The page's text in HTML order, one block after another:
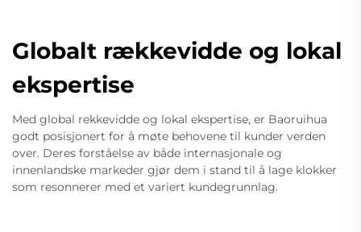
Globalt rækkevidde og lokal
ekspertise
Med global rekkevidde og lokal ekspertise, er Baoruihua
godt posisjonert for å møte behovene til kunder verden
over. Deres forståelse av både internasjonale og
innenlandske markeder gjør dem i stand til å lage klokker
som resonnerer med et variert kundegrunnlag.